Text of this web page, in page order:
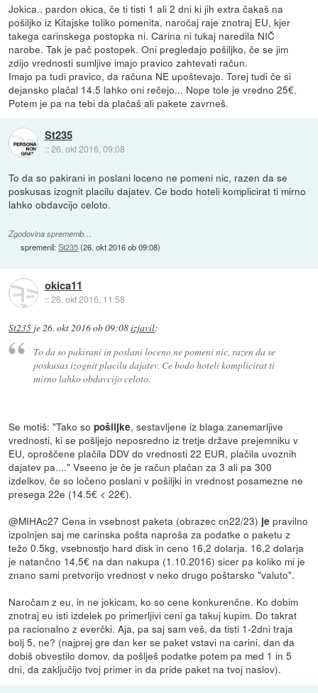
Jokica.. pardon okica, če ti tisti 1 ali 2 dni ki jih extra čakaš na
pošiljko iz Kitajske toliko pomenita, naročaj raje znotraj EU, kjer
takega carinskega postopka ni. Carina ni tukaj naredila NIČ
narobe. Tak je pač postopek. Oni pregledajo pošiljko, če se jim
zdijo vrednosti sumljive imajo pravico zahtevati račun.
Imajo pa tudi pravico, da računa NE upoštevajo. Torej tudi če si
dejansko plačal 14.5 lahko oni rečejo... Nope tole je vredno 25€.
Potem je pa na tebi da plačaš ali pakete zavrneš.
St235
::26. okt 2016, 09:08
To da so pakirani in poslani loceno ne pomeni nic, razen da se
poskusas izognit placilu dajatev. Ce bodo hoteli komplicirat ti mirno
lahko obdavcijo celoto.
Zgodovina sprememb…
spremenil:St235(26. okt 2016 ob 09:08)
okica11
::26. okt 2016, 11:58
St235 je26. okt 2016 ob 09:08izjavil:
To da so pakirani in poslani loceno ne pomeni nic, razen da se
poskusas izognit placilu dajatev. Ce bodo hoteli komplicirat ti
mirno lahko obdavcijo celoto.
Se motiš: "Tako sopošiljke, sestavljene iz blaga zanemarljive
vrednosti, ki se pošljejo neposredno iz tretje države prejemniku v
EU, oproščene plačila DDV do vrednosti 22 EUR, plačila uvoznih
dajatev pa...." Vseeno je če je račun plačan za 3 ali pa 300
izdelkov, če so ločeno poslani v pošiljki in vrednost posamezne ne
presega 22e (14.5€ < 22€).
@MIHAc27 Cena in vsebnost paketa (obrazec cn22/23) je pravilno
izpolnjen saj me carinska pošta naproša za podatke o paketu z
težo 0.5kg, vsebnostjo hard disk in ceno 16,2 dolarja. 16,2 dolarja
je natančno 14,5€ na dan nakupa (1.10.2016) sicer pa koliko mi je
znano sami pretvorijo vrednost v neko drugo poštarsko "valuto".
Naročam z eu, in ne jokicam, ko so cene konkurenčne. Ko dobim
znotraj eu isti izdelek po primerljivi ceni ga takuj kupim. Do takrat
pa racionalno z everčki. Aja, pa saj sam veš, da tisti 1-2dni traja
bolj 5, ne? (najprej gre dan ker se paket vstavi na carini, dan da
dobiš obvestilo domov, da pošlješ podatke potem pa med 1 in 5
dni, da zaključijo tvoj primer in da pride paket na tvoj naslov).